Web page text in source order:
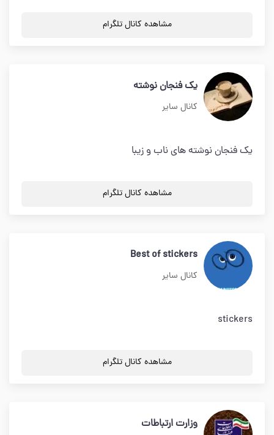
مشاهده کانال تلگرام
یک فنجان نوشته
کانال سایر
یک فنجان نوشته های ناب و زیبا
مشاهده کانال تلگرام
Best of stickers
کانال سایر
stickers
مشاهده کانال تلگرام
وزارت ارتباطات